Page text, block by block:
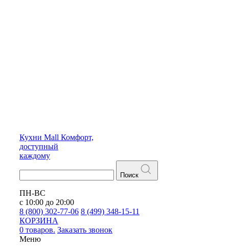
Кухни Mall Комфорт,
доступный
каждому
Поиск
ПН-ВС
с 10:00 до 20:00
8 (800) 302-77-06 8 (499) 348-15-11
КОРЗИНА
0 товаров. Заказать звонок
Меню